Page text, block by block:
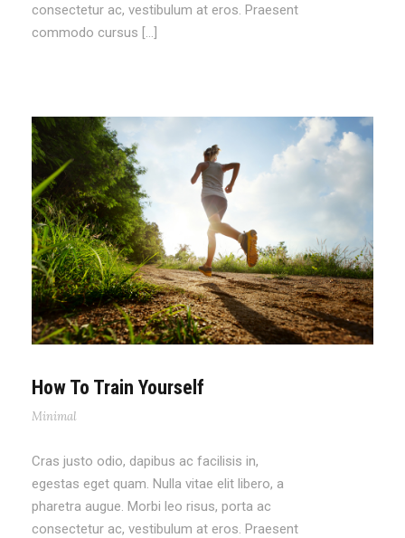
consectetur ac, vestibulum at eros. Praesent
commodo cursus […]
How To Train Yourself
Minimal
Cras justo odio, dapibus ac facilisis in,
egestas eget quam. Nulla vitae elit libero, a
pharetra augue. Morbi leo risus, porta ac
consectetur ac, vestibulum at eros. Praesent